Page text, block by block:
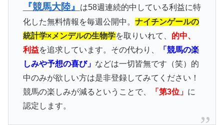
『競馬大陸』
は58週連続的中している利益に特
化した無料情報を毎週公開中。 ナイチンゲールの
統計学×メンデルの生物学を取りいれて、 的中、
利益を追求しています。その代わり、
「競馬の楽
しみや予想の喜び」 などは一切皆無です（笑）的
中のみが欲しい方は是非登録してみてください！
競馬の楽しみが減るということで、
「第3位」 に
認定します。